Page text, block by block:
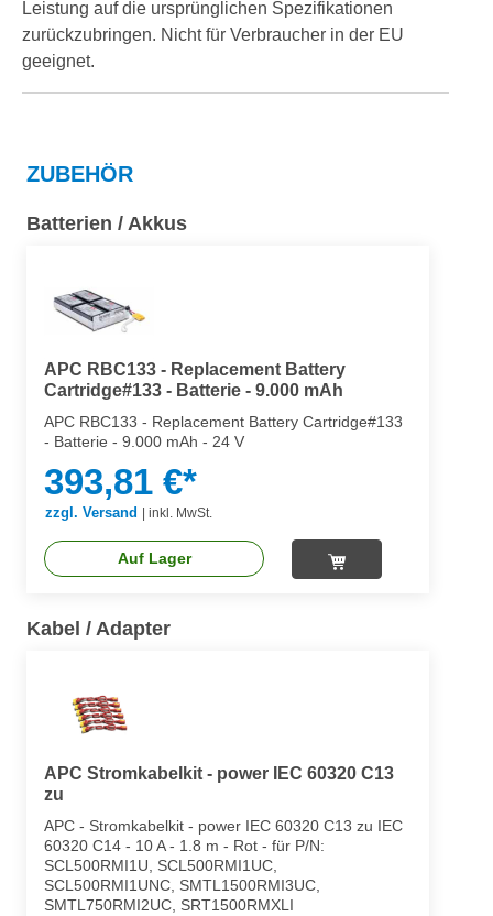
Leistung auf die ursprünglichen Spezifikationen
zurückzubringen. Nicht für Verbraucher in der EU
geeignet.
ZUBEHÖR
Batterien / Akkus
APC RBC133 - Replacement Battery
Cartridge#133 - Batterie - 9.000 mAh
APC RBC133 - Replacement Battery Cartridge#133
- Batterie - 9.000 mAh - 24 V
393,81 €*
zzgl. Versand inkl. MwSt.
Auf Lager
Kabel / Adapter
APC Stromkabelkit - power IEC 60320 C13
zu
APC - Stromkabelkit - power IEC 60320 C13 zu IEC
60320 C14 - 10 A - 1.8 m - Rot - für P/N:
SCL500RMI1U, SCL500RMI1UC,
SCL500RMI1UNC, SMTL1500RMI3UC,
SMTL750RMI2UC, SRT1500RMXLI